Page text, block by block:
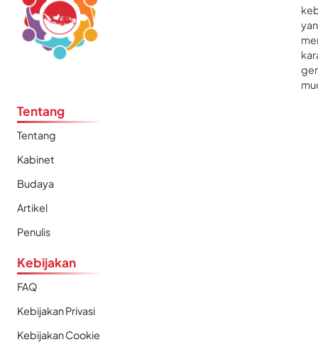
Tentang
Tentang
Kabinet
Budaya
Artikel
Penulis
Kebijakan
FAQ
Kebijakan Privasi
Kebijakan Cookie